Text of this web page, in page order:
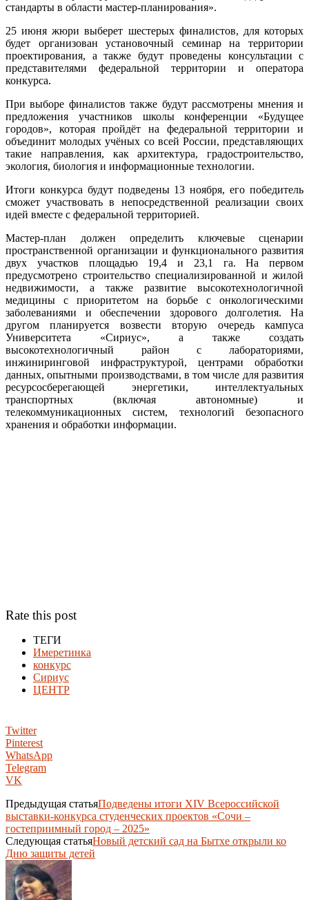
стандарты в области мастер-планирования».
25 июня жюри выберет шестерых финалистов, для которых
будет организован установочный семинар на территории
проектирования, а также будут проведены консультации с
представителями федеральной территории и оператора
конкурса.
При выборе финалистов также будут рассмотрены мнения и
предложения участников школы конференции «Будущее
городов», которая пройдёт на федеральной территории и
объединит молодых учёных со всей России, представляющих
такие направления, как архитектура, градостроительство,
экология, биология и информационные технологии.
Итоги конкурса будут подведены 13 ноября, его победитель
сможет участвовать в непосредственной реализации своих
идей вместе с федеральной территорией.
Мастер-план должен определить ключевые сценарии
пространственной организации и функционального развития
двух участков площадью 19,4 и 23,1 га. На первом
предусмотрено строительство специализированной и жилой
недвижимости, а также развитие высокотехнологичной
медицины с приоритетом на борьбе с онкологическими
заболеваниями и обеспечении здорового долголетия. На
другом планируется возвести вторую очередь кампуса
Университета «Сириус», а также создать
высокотехнологичный район с лабораториями,
инжиниринговой инфраструктурой, центрами обработки
данных, опытными производствами, в том числе для развития
ресурсосберегающей энергетики, интеллектуальных
транспортных (включая автономные) и
телекоммуникационных систем, технологий безопасного
хранения и обработки информации.
Rate this post
ТЕГИ
Имеретинка
конкурс
Сириус
ЦЕНТР
Twitter
Pinterest
WhatsApp
Telegram
VK
Предыдущая статьяПодведены итоги XIV Всероссийской
выставки-конкурса студенческих проектов «Сочи –
гостеприимный город – 2025»
Следующая статьяНовый детский сад на Бытхе открыли ко
Дню защиты детей